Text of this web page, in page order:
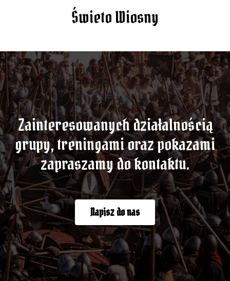
Świeto Wiosny
Zainteresowanych działalnością
grupy, treningami oraz pokazami
zapraszamy do kontaktu.
Napisz do nas